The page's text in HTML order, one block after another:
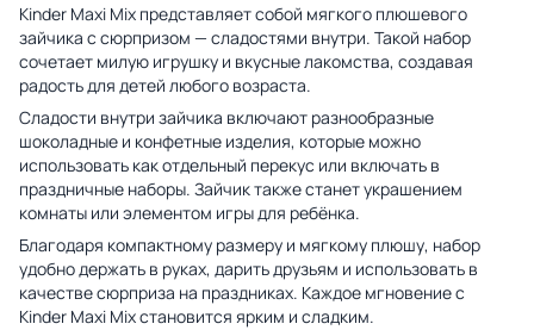
Kinder Maxi Mix представляет собой мягкого плюшевого
зайчика с сюрпризом — сладостями внутри. Такой набор
сочетает милую игрушку и вкусные лакомства, создавая
радость для детей любого возраста.
Сладости внутри зайчика включают разнообразные
шоколадные и конфетные изделия, которые можно
использовать как отдельный перекус или включать в
праздничные наборы. Зайчик также станет украшением
комнаты или элементом игры для ребёнка.
Благодаря компактному размеру и мягкому плюшу, набор
удобно держать в руках, дарить друзьям и использовать в
качестве сюрприза на праздниках. Каждое мгновение с
Kinder Maxi Mix становится ярким и сладким.